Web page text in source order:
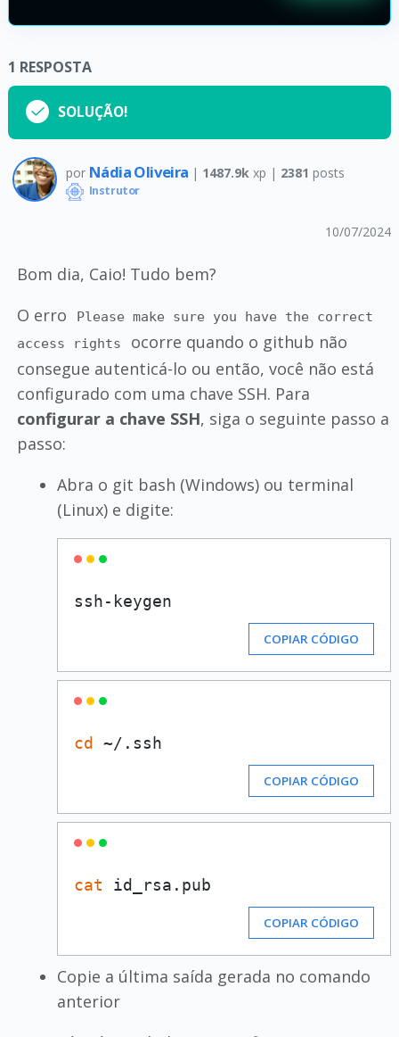
1 RESPOSTA
SOLUÇÃO!
por Nádia Oliveira | 1487.9k xp | 2381 posts
Instrutor
10/07/2024
Bom dia, Caio! Tudo bem?
O erro
Please make sure you have the correct
access rights
ocorre quando o github não
consegue autenticá-lo ou então, você não está
configurado com uma chave SSH. Para
configurar a chave SSH, siga o seguinte passo a
passo:
Abra o git bash (Windows) ou terminal
(Linux) e digite:
COPIAR CÓDIGO
cd
COPIAR CÓDIGO
cat
COPIAR CÓDIGO
Copie a última saída gerada no comando
anterior